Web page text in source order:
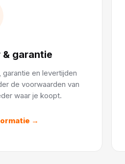
& garantie
garantie en levertijden
de voorwaarden van
waar je koopt.
→